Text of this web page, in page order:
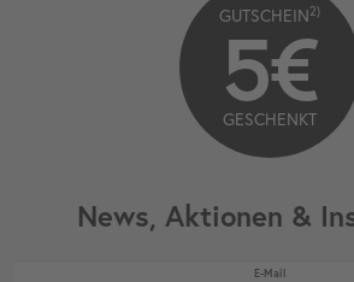
News, Aktionen &
E-MailNewsletter Honig
GUTSCHEIN2)
5€
GESCHENKT